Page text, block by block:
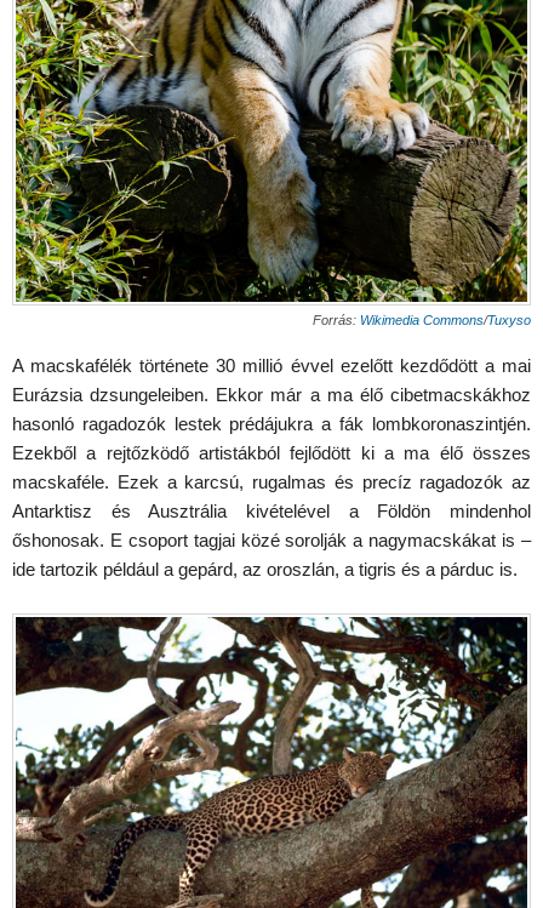
Forrás: Wikimedia Commons/Tuxyso
A macskafélék története 30 millió évvel ezelőtt kezdődött a mai
Eurázsia dzsungeleiben. Ekkor már a ma élő cibetmacskákhoz
hasonló ragadozók lestek prédájukra a fák lombkoronaszintjén.
Ezekből a rejtőzködő artistákból fejlődött ki a ma élő összes
macskaféle. Ezek a karcsú, rugalmas és precíz ragadozók az
Antarktisz és Ausztrália kivételével a Földön mindenhol
őshonosak. E csoport tagjai közé sorolják a nagymacskákat is –
ide tartozik például a gepárd, az oroszlán, a tigris és a párduc is.